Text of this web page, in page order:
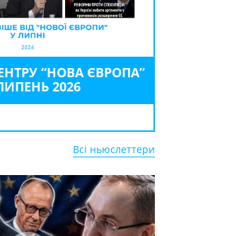
“НОВА ЄВРОПА”
2026
Всі ньюслеттери